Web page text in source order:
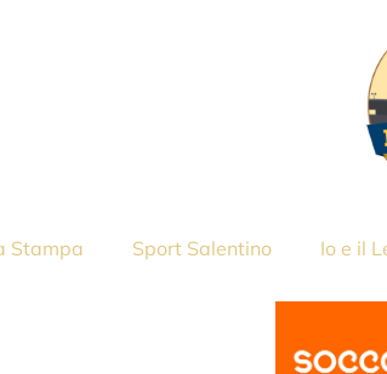
Stampa Sport Salentino Io e il